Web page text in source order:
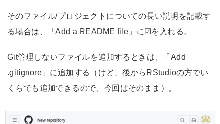
そのファイル/プロジェクトについての長い説明を記載す
る場合は、「Add a README file」に☑を入れる。
Git管理しないファイルを追加するときは、「Add
.gitignore」に追加する（けど、後からRStudioの方でい
くらでも追加できるので、今回はそのまま）。